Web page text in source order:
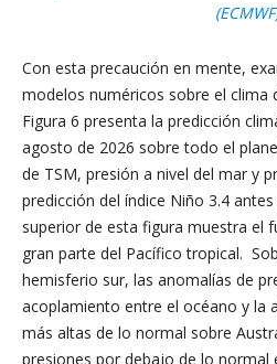
Con esta precaución en mente,
modelos numéricos sobre el clima
Figura 6 presenta la predicción
agosto de 2026 sobre todo el
de TSM, presión a nivel del mar y
predicción del índice Niño 3.4
superior de esta figura muestra el
gran parte del Pacífico tropical.
hemisferio sur, las anomalías de
acoplamiento entre el océano y la
más altas de lo normal sobre
presiones por debajo de lo normal